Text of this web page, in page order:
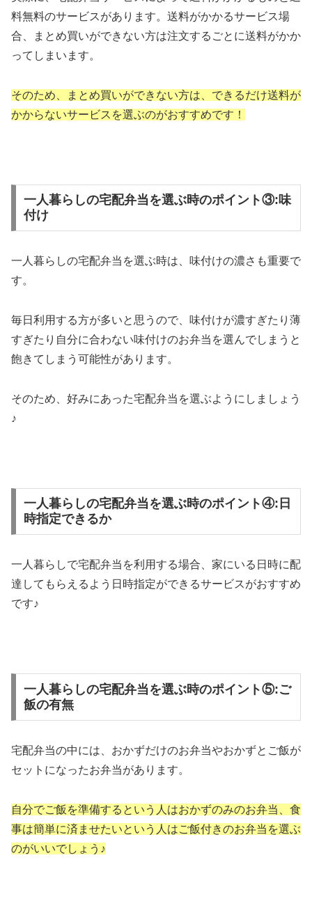
料無料のサービスがあります。送料がかかるサービス場
合、まとめ買いができない方は注文するごとに送料がかか
ってしまいます。
そのため、まとめ買いができない方は、できるだけ送料が
かからないサービスを選ぶのがおすすめです！
一人暮らしの宅配弁当を選ぶ時のポイント③:味
付け
一人暮らしの宅配弁当を選ぶ時は、味付けの濃さも重要で
す。
毎日利用する方が多いと思うので、味付けが濃すぎたり薄
すぎたり自分に合わない味付けのお弁当を選んでしまうと
飽きてしまう可能性があります。
そのため、好みにあった宅配弁当を選ぶようにしましょう
♪
一人暮らしの宅配弁当を選ぶ時のポイント④:日
時指定できるか
一人暮らしで宅配弁当を利用する場合、家にいる日時に配
達してもらえるよう日時指定ができるサービスがおすすめ
です♪
一人暮らしの宅配弁当を選ぶ時のポイント⑤:ご
飯の有無
宅配弁当の中には、おかずだけのお弁当やおかずとご飯が
セットになったお弁当があります。
自分でご飯を準備するという人はおかずのみのお弁当、食
事は簡単に済ませたいという人はご飯付きのお弁当を選ぶ
のがいいでしょう♪